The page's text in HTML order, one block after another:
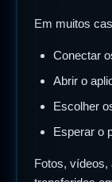
Em muitos
Conectar
Abrir o
Escolher
Esperar o
Fotos, vídeos,